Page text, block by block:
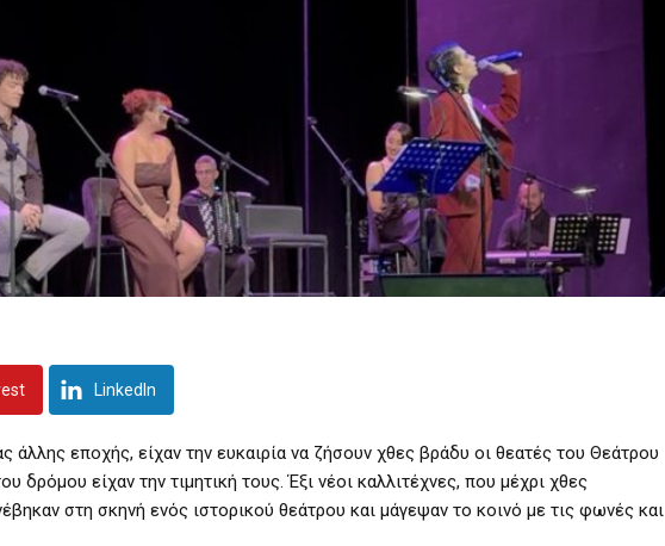
LinkedIn
άλλης εποχής, είχαν την ευκαιρία να ζήσουν χθες βράδυ οι θεατές του Θεάτρου
δρόμου είχαν την τιμητική τους. Έξι νέοι καλλιτέχνες, που μέχρι χθες
στη σκηνή ενός ιστορικού θεάτρου και μάγεψαν το κοινό με τις φωνές και